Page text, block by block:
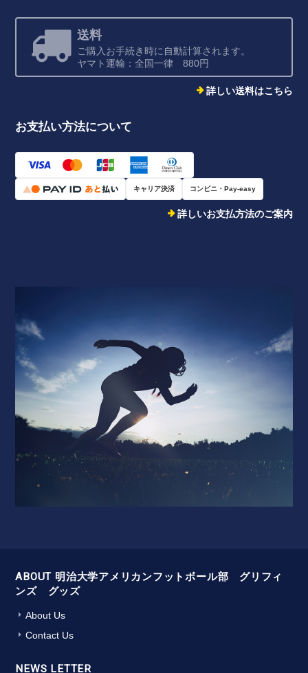
送料
ご購入お手続き時に自動計算されます。
ヤマト運輸：全国一律 880円
詳しい送料はこちら
お支払い方法について
キャリア決済 コンビニ・Pay-easy
詳しいお支払方法のご案内
ABOUT 明治大学アメリカンフットボール部 グリフィ
ンズ グッズ
About Us
Contact Us
NEWS LETTER